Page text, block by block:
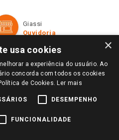
Giassi
Ouvidoria
×
usa cookies
a experiência do usuário. Ao
concorda com todos os cookies
de Cookies. Ler mais
DESEMPENHO
FUNCIONALIDADE